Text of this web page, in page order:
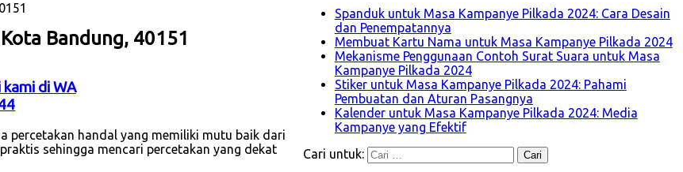
Bandung, 40151
di WA
percetakan handal yang memiliki mutu baik dari
sehingga mencari percetakan yang dekat
Spanduk untuk Masa Kampanye Pilkada 2024: Cara Desain
dan Penempatannya
Membuat Kartu Nama untuk Masa Kampanye Pilkada 2024
Mekanisme Penggunaan Contoh Surat Suara untuk Masa
Kampanye Pilkada 2024
Stiker untuk Masa Kampanye Pilkada 2024: Pahami
Pembuatan dan Aturan Pasangnya
Kalender untuk Masa Kampanye Pilkada 2024: Media
Kampanye yang Efektif
Cari untuk: